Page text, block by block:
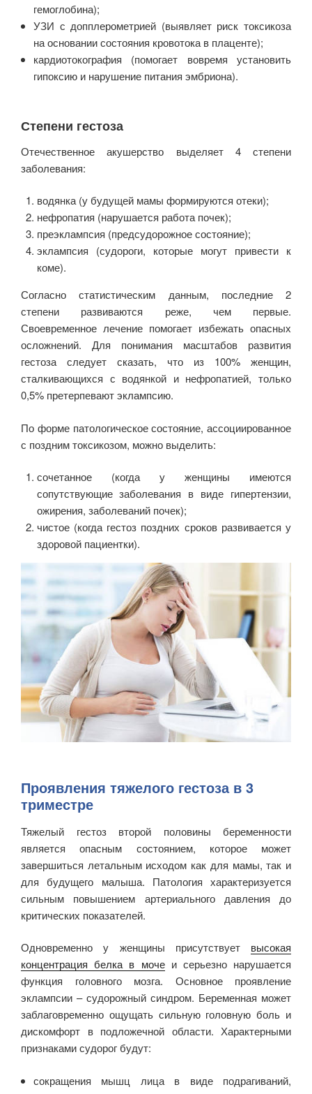
гемоглобина);
УЗИ с допплерометрией (выявляет риск токсикоза
на основании состояния кровотока в плаценте);
кардиотокография (помогает вовремя установить
гипоксию и нарушение питания эмбриона).
Степени гестоза
Отечественное акушерство выделяет 4 степени
заболевания:
водянка (у будущей мамы формируются отеки);
нефропатия (нарушается работа почек);
преэклампсия (предсудорожное состояние);
эклампсия (судороги, которые могут привести к
коме).
Согласно статистическим данным, последние 2
степени развиваются реже, чем первые.
Своевременное лечение помогает избежать опасных
осложнений. Для понимания масштабов развития
гестоза следует сказать, что из 100% женщин,
сталкивающихся с водянкой и нефропатией, только
0,5% претерпевают эклампсию.
По форме патологическое состояние, ассоциированное
с поздним токсикозом, можно выделить:
сочетанное (когда у женщины имеются
сопутствующие заболевания в виде гипертензии,
ожирения, заболеваний почек);
чистое (когда гестоз поздних сроков развивается у
здоровой пациентки).
Проявления тяжелого гестоза в 3
триместре
Тяжелый гестоз второй половины беременности
является опасным состоянием, которое может
завершиться летальным исходом как для мамы, так и
для будущего малыша. Патология характеризуется
сильным повышением артериального давления до
критических показателей.
Одновременно у женщины присутствует высокая
концентрация белка в мочеи серьезно нарушается
функция головного мозга. Основное проявление
эклампсии – судорожный синдром. Беременная может
заблаговременно ощущать сильную головную боль и
дискомфорт в подложечной области. Характерными
признаками судорог будут:
сокращения мышц лица в виде подрагиваний,